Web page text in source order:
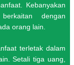
Kebanyakan
dengan
orang lain.
terletak dalam
Setali tiga uang,